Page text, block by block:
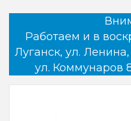
Работаем и в
Луганск, ул.
ул. Коммунаров